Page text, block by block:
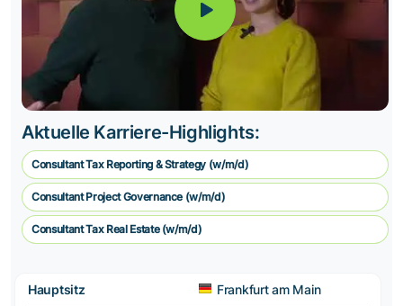
Aktuelle Karriere-Highlights:
Consultant Tax Reporting & Strategy (w/m/d)
Consultant Project Governance (w/m/d)
Consultant Tax Real Estate (w/m/d)
Hauptsitz Frankfurt am Main